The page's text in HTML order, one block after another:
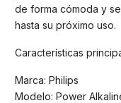
de forma cómoda y
hasta su próximo uso.
Características
Marca: Philips
Modelo: Power